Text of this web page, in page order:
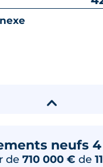
▾
neufs
de 710 000 € de